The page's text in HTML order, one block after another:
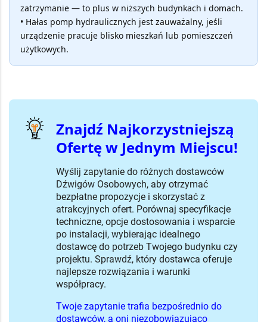
zatrzymanie — to plus w niższych budynkach i domach.
• Hałas pomp hydraulicznych jest zauważalny, jeśli
urządzenie pracuje blisko mieszkań lub pomieszczeń
użytkowych.
Znajdź Najkorzystniejszą
Ofertę w Jednym Miejscu!
Wyślij zapytanie do różnych dostawców
Dźwigów Osobowych, aby otrzymać
bezpłatne propozycje i skorzystać z
atrakcyjnych ofert. Porównaj specyfikacje
techniczne, opcje dostosowania i wsparcie
po instalacji, wybierając idealnego
dostawcę do potrzeb Twojego budynku czy
projektu. Sprawdź, który dostawca oferuje
najlepsze rozwiązania i warunki
współpracy.
Twoje zapytanie trafia bezpośrednio do
dostawców, a oni niezobowiązująco